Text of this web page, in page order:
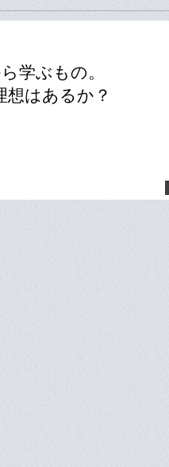
学ぶもの。
はあるか？